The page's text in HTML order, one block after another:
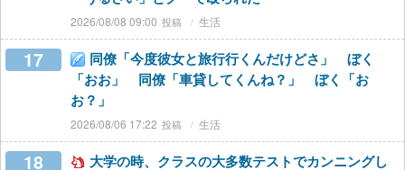
2026/08/08 09:00 生活
17
同僚「今度彼女と旅行行くんだけどさ」 ぼく
「おお」 同僚「車貸してくんね？」 ぼく「お
お？」
2026/08/06 17:22 生活
18
大学の時、クラスの大多数テストでカンニングし